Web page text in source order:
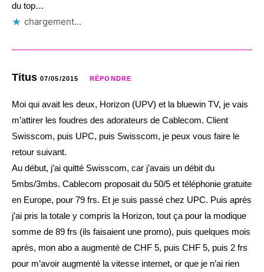
du top…
chargement…
Titus 07/05/2015 RÉPONDRE
Moi qui avait les deux, Horizon (UPV) et la bluewin TV, je vais
m’attirer les foudres des adorateurs de Cablecom. Client
Swisscom, puis UPC, puis Swisscom, je peux vous faire le
retour suivant.
Au début, j’ai quitté Swisscom, car j’avais un débit du
5mbs/3mbs. Cablecom proposait du 50/5 et téléphonie gratuite
en Europe, pour 79 frs. Et je suis passé chez UPC. Puis après
j’ai pris la totale y compris la Horizon, tout ça pour la modique
somme de 89 frs (ils faisaient une promo), puis quelques mois
après, mon abo a augmenté de CHF 5, puis CHF 5, puis 2 frs
pour m’avoir augmenté la vitesse internet, or que je n’ai rien